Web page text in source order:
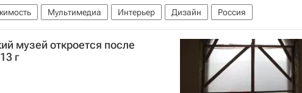
Мультимедиа Интерьер Дизайн Россия
музей откроется после
г